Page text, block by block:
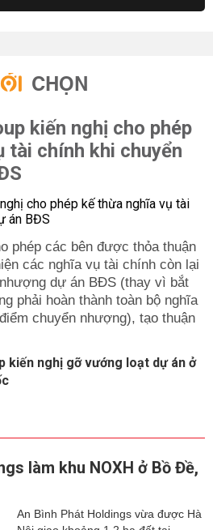
CHỌN
kiến nghị cho phép
tài chính khi chuyển
phép các bên được thỏa thuận
các nghĩa vụ tài chính còn lại
dự án BĐS (thay vì bắt
phải hoàn thành toàn bộ nghĩa
chuyển nhượng), tạo thuận
kiến nghị gỡ vướng loạt dự án ở
làm khu NOXH ở Bồ Đề,
An Bình Phát Holdings vừa được Hà